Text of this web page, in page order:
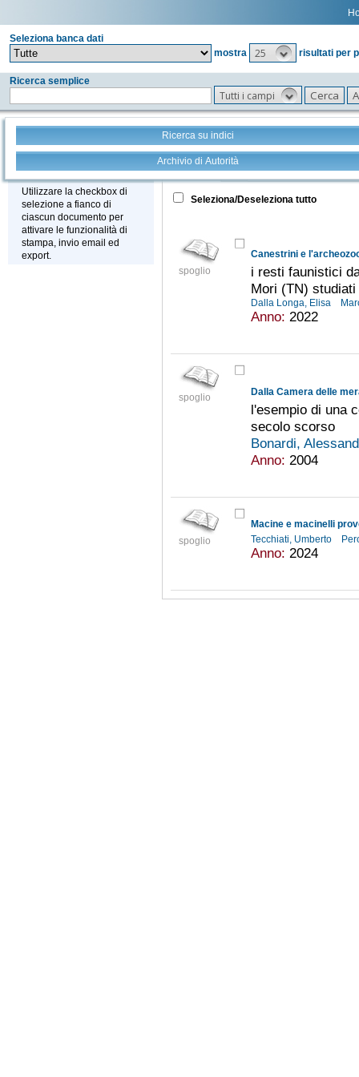
Seleziona banca dati
mostra
25 risultati per
Ricerca semplice
Tutti i campi
Ricerca su indici
Archivio di Autorità
Stampa - Email - Export
Utilizzare la checkbox di
selezione a fianco di
ciascun documento per
attivare le funzionalità di
stampa, invio email ed
export.
Tutto +
Seleziona/Deseleziona tutto
spoglio
Canestrini e
i resti faunistici
Mori (TN)
Dalla Longa, Elisa
Anno: 2022
spoglio
l'esempio di una
secolo scorso
Bonardi,
Anno: 2004
spoglio Tecchiati, Umberto
Anno: 2024